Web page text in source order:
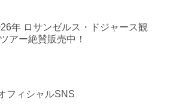
年 ロサンゼルス・ドジャース観
アー絶賛販売中！
フィシャルSNS